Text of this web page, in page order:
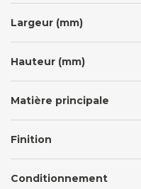
Largeur (mm)
Hauteur (mm)
Matière principale
Finition
Conditionnement